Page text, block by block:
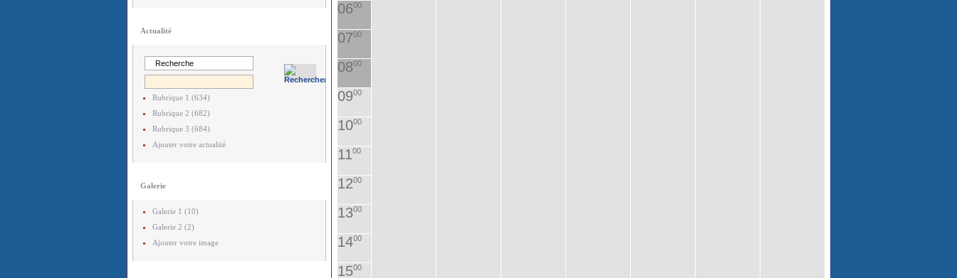
Actualité
Rubrique 1 (634)
Rubrique 2 (682)
Rubrique 3 (684)
Ajouter votre actualité
Galerie
Galerie 1 (10)
Galerie 2 (2)
Ajouter votre image
0600
0700
0800
0900
1000
1100
1200
1300
1400
1500